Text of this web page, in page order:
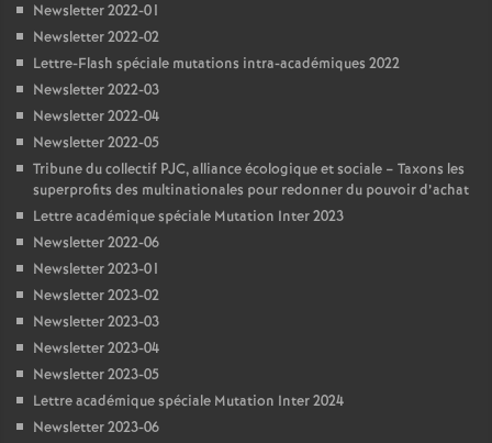
Newsletter 2022-01
Newsletter 2022-02
Lettre-Flash spéciale mutations intra-académiques 2022
Newsletter 2022-03
Newsletter 2022-04
Newsletter 2022-05
Tribune du collectif PJC, alliance écologique et sociale – Taxons les
superprofits des multinationales pour redonner du pouvoir d’achat
Lettre académique spéciale Mutation Inter 2023
Newsletter 2022-06
Newsletter 2023-01
Newsletter 2023-02
Newsletter 2023-03
Newsletter 2023-04
Newsletter 2023-05
Lettre académique spéciale Mutation Inter 2024
Newsletter 2023-06